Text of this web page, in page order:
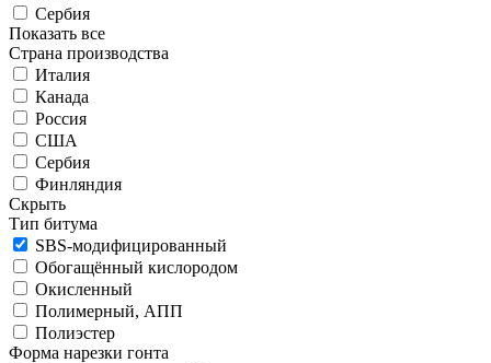
Сербия
Показать все
Страна производства
Италия
Канада
Россия
США
Сербия
Финляндия
Скрыть
Тип битума
SBS-модифицированный
Обогащённый кислородом
Окисленный
Полимерный, АПП
Полиэстер
Форма нарезки гонта